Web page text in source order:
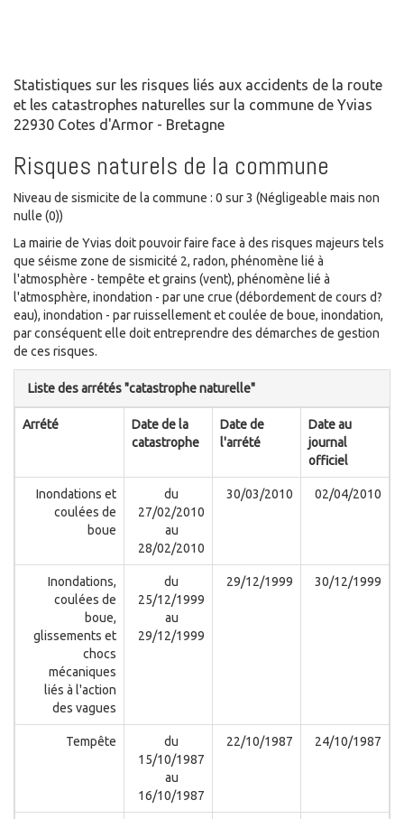
Statistiques sur les risques liés aux accidents de la route
et les catastrophes naturelles sur la commune de Yvias
22930 Cotes d'Armor - Bretagne
Risques naturels de la commune
Niveau de sismicite de la commune : 0 sur 3 (Négligeable mais non
nulle (0))
La mairie de Yvias doit pouvoir faire face à des risques majeurs tels
que séisme zone de sismicité 2, radon, phénomène lié à
l'atmosphère - tempête et grains (vent), phénomène lié à
l'atmosphère, inondation - par une crue (débordement de cours d?
eau), inondation - par ruissellement et coulée de boue, inondation,
par conséquent elle doit entreprendre des démarches de gestion
de ces risques.
Liste des arrétés "catastrophe naturelle"
Arrété
Date de la
catastrophe
Date de
l'arrété
Date au
journal
officiel
Inondations et
coulées de
boue
du
27/02/2010
au
28/02/2010
30/03/2010 02/04/2010
Inondations,
coulées de
boue,
glissements et
chocs
mécaniques
liés à l'action
des vagues
du
25/12/1999
au
29/12/1999
29/12/1999 30/12/1999
Tempête
du
15/10/1987
au
16/10/1987
22/10/1987 24/10/1987